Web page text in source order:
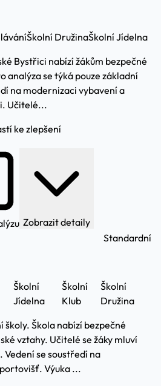
Školní DružinaŠkolní Jídelna
Bystřici nabízí žákům bezpečné
analýza se týká pouze základní
na modernizaci vybavení a
Učitelé...
ke zlepšení
Zobrazit detaily
Standardní
Školní
Jídelna
Školní
Klub
Školní
Družina
školy. Škola nabízí bezpečné
vztahy. Učitelé se žáky mluví
se soustředí na
Výuka ...